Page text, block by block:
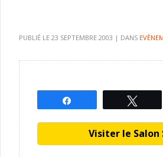
PUBLIÉ LE 23 SEPTEMBRE 2003 | DANS
Visiter le Salon